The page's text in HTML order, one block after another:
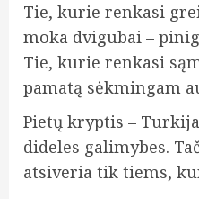
Tie, kurie renkasi
moka dvigubai –
Tie, kurie renkasi
pamatą sėkmingam
Pietų kryptis –
dideles galimybes.
atsiveria tik tiems,